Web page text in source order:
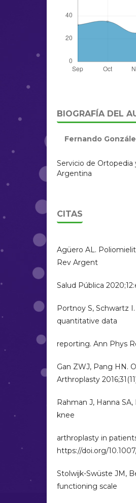
BIOGRAFÍA DEL
Fernando
Servicio de Ortopedia
Argentina
CITAS
Agüero AL.
Rev Argent
Salud Pública
Portnoy S, Schwartz
quantitative data
reporting. Ann Phys
Gan ZWJ, Pang HN.
Arthroplasty
Rahman J, Hanna
knee
arthroplasty in
https://doi.org/
Stolwijk-Swüste JM,
functioning scale